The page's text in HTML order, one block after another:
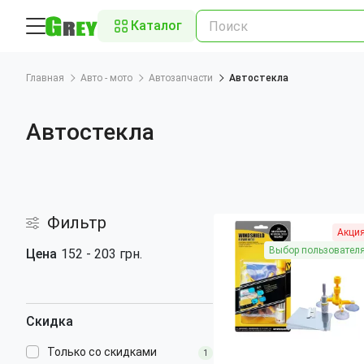
Каталог
Главная Авто - мото Автозапчасти Автостекла
Автостекла
Выбор
Фильтр
152 - 203 грн.
Цена
Скидка
Только со cкидками 1